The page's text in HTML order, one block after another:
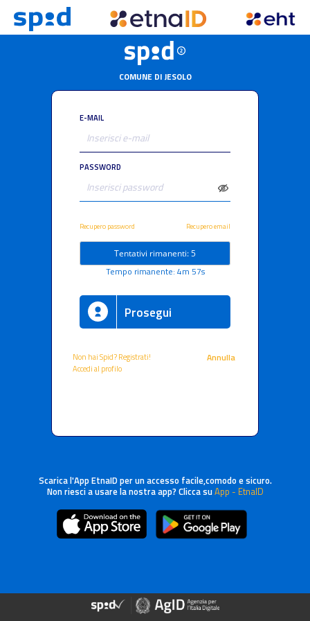
COMUNE DI JESOLO
E-MAIL
PASSWORD
Recupero password Recupero email
Tentativi rimanenti: 5
Tempo rimanente: 4m 57s
Prosegui
Non hai Spid? Registrati!
Accedi al profilo
Annulla
Scarica l'App EtnaID per un accesso facile,comodo e sicuro.
Non riesci a usare la nostra app? Clicca suApp - EtnaID